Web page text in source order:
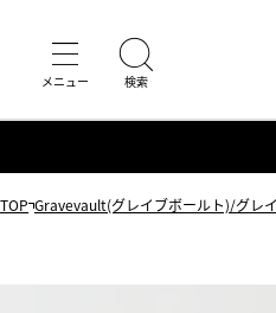
TOP Gravevault(グレイブボールト)/グレ